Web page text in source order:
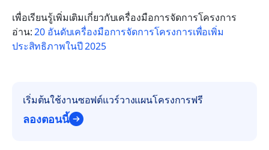
เพื่อเรียนรู้เพิ่มเติมเกี่ยวกับเครื่องมือการจัดการโครงการ
อ่าน: 20 อันดับเครื่องมือการจัดการโครงการเพื่อเพิ่ม
ประสิทธิภาพในปี 2025
เริ่มต้นใช้งานซอฟต์แวร์วางแผนโครงการฟรี
ลองตอนนี้